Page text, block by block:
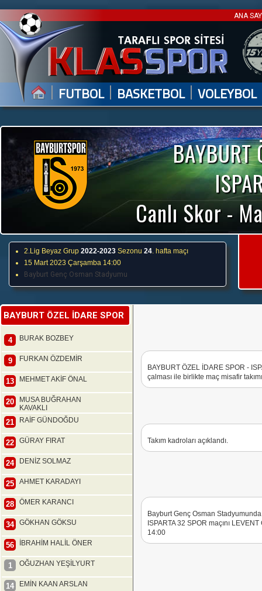
ANA
| FUTBOL | BASKETBOL | VOLEYBOL
BAYBURT
Canlı Skor -
2.Lig Beyaz Grup 2022-2023 Sezonu 24. hafta maçı
15 Mart 2023 Çarşamba 14:00
Bayburt Genç Osman Stadyumu
BAYBURT ÖZEL İDARE SPOR
4 BURAK BOZBEY
9 FURKAN ÖZDEMİR
13 MEHMET AKİF ÖNAL
20
MUSA BUĞRAHAN
KAVAKLI
21 RAİF GÜNDOĞDU
22 GÜRAY FIRAT
24 DENİZ SOLMAZ
25 AHMET KARADAYI
28 ÖMER KARANCI
34 GÖKHAN GÖKSU
56 İBRAHİM HALİL ÖNER
1 OĞUZHAN YEŞİLYURT
14 EMİN KAAN ARSLAN
BAYBURT ÖZEL İDARE SPOR -
çalması ile birlikte maç misafir
Takım kadroları açıklandı.
Bayburt Genç Osman
ISPARTA 32 SPOR maçını
14:00